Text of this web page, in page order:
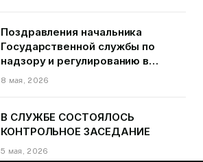
Поздравления начальника
Государственной службы по
надзору и регулированию в
области транспорта Курбонзода
8 мая, 2026
В СЛУЖБЕ СОСТОЯЛОСЬ
КОНТРОЛЬНОЕ ЗАСЕДАНИЕ
5 мая, 2026